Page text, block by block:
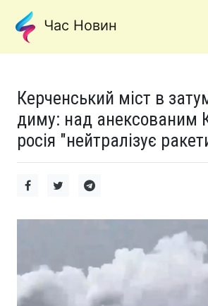
Час Новин
Керченський міст в
диму: над анексованим
росія "нейтралізує